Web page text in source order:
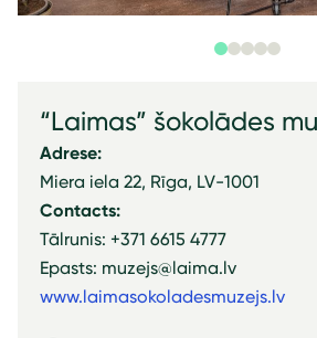
“Laimas” šokolādes
Adrese:
Miera iela 22, Rīga, LV-1001
Contacts:
Tālrunis: +371 6615 4777
Epasts: muzejs@laima.lv
www.laimasokoladesmuzejs.lv